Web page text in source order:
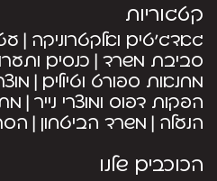
קטגוריות
גאדג’טים ואלקטרוניקה
סביבת משרד כנסים
מחנאות ספורט וטיולים
הפקות דפוס ומוצרי נייר
הנעלה משרד הביטחון
הכוכבים שלנו